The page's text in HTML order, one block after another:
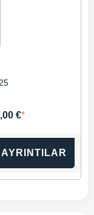
€*
AYRINTILAR